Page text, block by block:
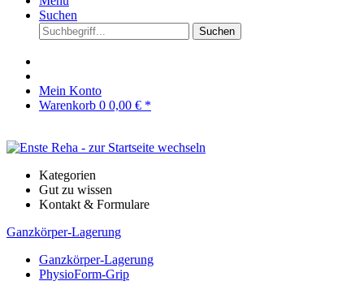
Suchen
Suchen
Mein Konto
Warenkorb 0 0,00 € *
Kategorien
Gut zu wissen
Kontakt & Formulare
Ganzkörper-Lagerung
Ganzkörper-Lagerung
PhysioForm-Grip